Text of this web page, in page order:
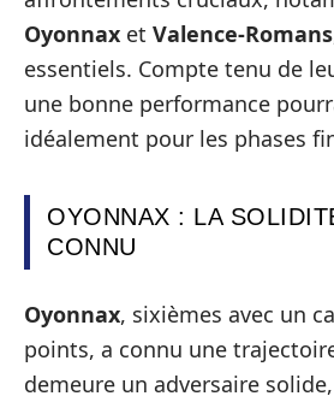
Oyonnax et Valence-Romans
essentiels. Compte tenu de
une bonne performance
idéalement pour les phases
OYONNAX : LA
CONNU
Oyonnax, sixièmes avec un
points, a connu une
demeure un adversaire